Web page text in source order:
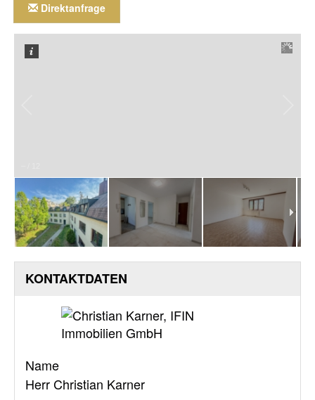
Direktanfrage
KONTAKTDATEN
Name
Herr Christian Karner